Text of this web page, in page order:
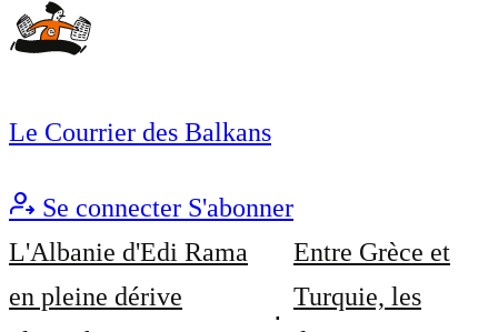
Le Courrier des Balkans
Se connecter S'abonner
L'Albanie d'Edi Rama
en pleine dérive
Entre Grèce et
Turquie, les